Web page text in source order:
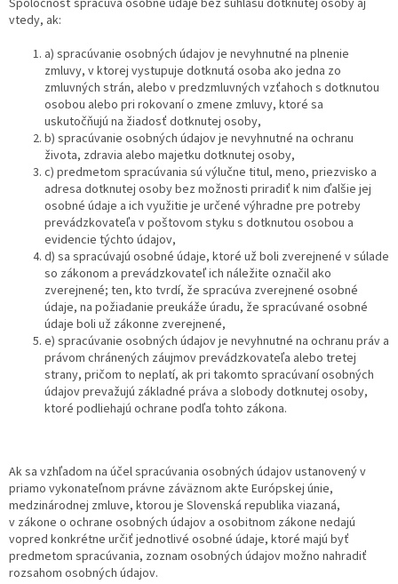
Spoločnosť spracúva osobné údaje bez súhlasu dotknutej osoby aj
vtedy, ak:
a) spracúvanie osobných údajov je nevyhnutné na plnenie
zmluvy, v ktorej vystupuje dotknutá osoba ako jedna zo
zmluvných strán, alebo v predzmluvných vzťahoch s dotknutou
osobou alebo pri rokovaní o zmene zmluvy, ktoré sa
uskutočňujú na žiadosť dotknutej osoby,
b) spracúvanie osobných údajov je nevyhnutné na ochranu
života, zdravia alebo majetku dotknutej osoby,
c) predmetom spracúvania sú výlučne titul, meno, priezvisko a
adresa dotknutej osoby bez možnosti priradiť k nim ďalšie jej
osobné údaje a ich využitie je určené výhradne pre potreby
prevádzkovateľa v poštovom styku s dotknutou osobou a
evidencie týchto údajov,
d) sa spracúvajú osobné údaje, ktoré už boli zverejnené v súlade
so zákonom a prevádzkovateľ ich náležite označil ako
zverejnené; ten, kto tvrdí, že spracúva zverejnené osobné
údaje, na požiadanie preukáže úradu, že spracúvané osobné
údaje boli už zákonne zverejnené,
e) spracúvanie osobných údajov je nevyhnutné na ochranu práv a
právom chránených záujmov prevádzkovateľa alebo tretej
strany, pričom to neplatí, ak pri takomto spracúvaní osobných
údajov prevažujú základné práva a slobody dotknutej osoby,
ktoré podliehajú ochrane podľa tohto zákona.
Ak sa vzhľadom na účel spracúvania osobných údajov ustanovený v
priamo vykonateľnom právne záväznom akte Európskej únie,
medzinárodnej zmluve, ktorou je Slovenská republika viazaná,
v zákone o ochrane osobných údajov a osobitnom zákone nedajú
vopred konkrétne určiť jednotlivé osobné údaje, ktoré majú byť
predmetom spracúvania, zoznam osobných údajov možno nahradiť
rozsahom osobných údajov.